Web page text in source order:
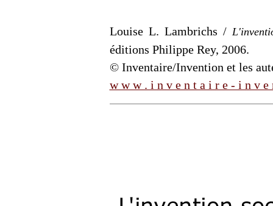
Louise L. Lambrichs /
éditions Philippe Rey, 2006.
© Inventaire/Invention et les
w w w . i n v e n t a i r e - i n v e